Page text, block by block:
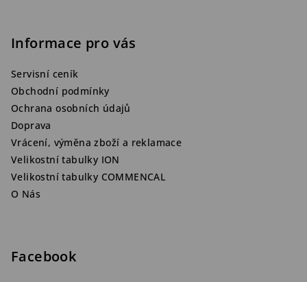
Informace pro vás
Servisní ceník
Obchodní podmínky
Ochrana osobních údajů
Doprava
Vrácení, výměna zboží a reklamace
Velikostní tabulky ION
Velikostní tabulky COMMENCAL
O Nás
Facebook